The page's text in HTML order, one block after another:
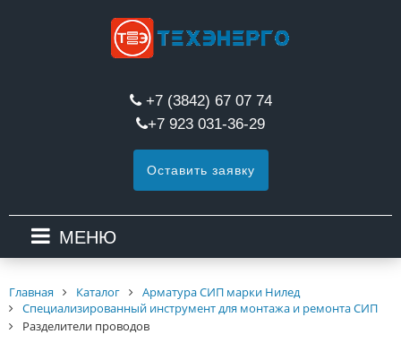
+7 (3842) 67 07 74
+7 923 031-36-29
Оставить заявку
МЕНЮ
Главная Каталог
Арматура СИП марки Нилед
Специализированный инструмент для монтажа и ремонта СИП
Разделители проводов